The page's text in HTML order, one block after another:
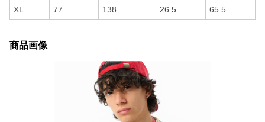
XL 77 138 26.5 65.5
商品画像